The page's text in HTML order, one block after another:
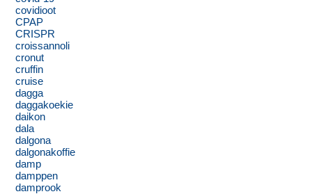
covidioot
CPAP
CRISPR
croissannoli
cronut
cruffin
cruise
dagga
daggakoekie
daikon
dala
dalgona
dalgonakoffie
damp
damppen
damprook